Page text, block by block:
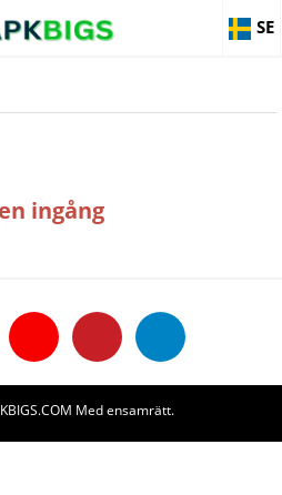
SE
ingång
Med ensamrätt.